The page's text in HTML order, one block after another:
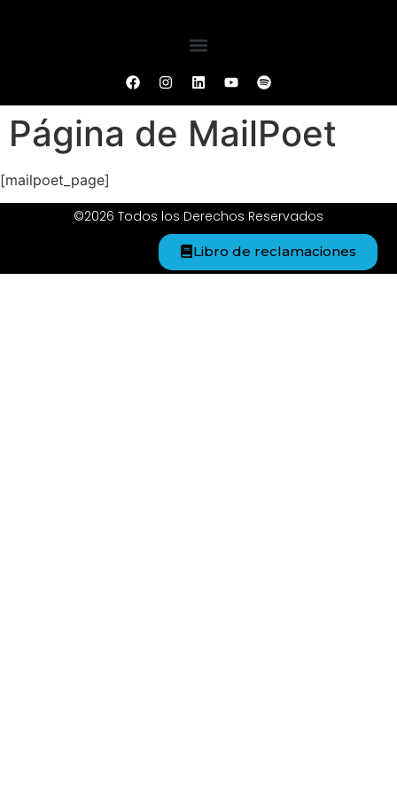
Página de MailPoet
[mailpoet_page]
©2026 Todos los Derechos Reservados
Libro de reclamaciones